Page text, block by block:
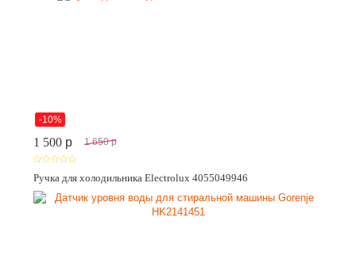
-10%
1 500 p 1 650 p
Ручка для холодильника Electrolux 4055049946